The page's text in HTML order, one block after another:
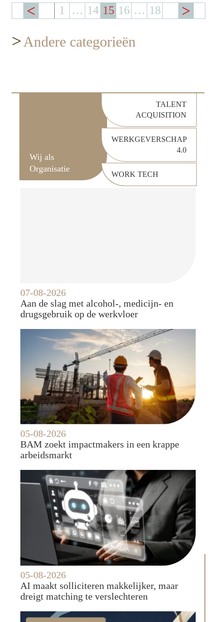
1 … 14 15 16 … 18
> Andere categorieën
Wij als
Organisatie
TALENT
ACQUISITION
WERKGEVERSCHAP
4.0
WORK TECH
07-08-2026
Aan de slag met alcohol-, medicijn- en
drugsgebruik op de werkvloer
05-08-2026
BAM zoekt impactmakers in een krappe
arbeidsmarkt
05-08-2026
AI maakt solliciteren makkelijker, maar
dreigt matching te verslechteren